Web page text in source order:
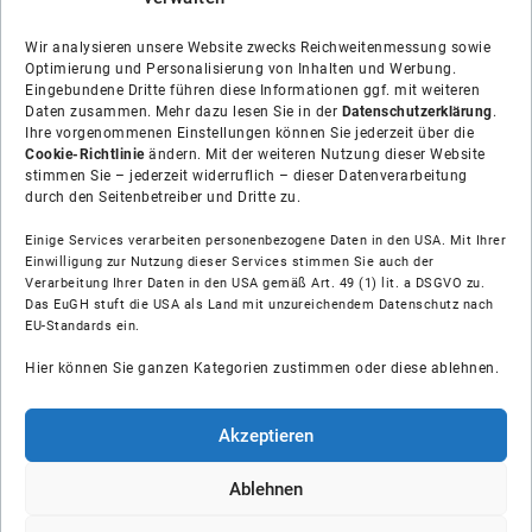
Wir analysieren unsere Website zwecks Reichweitenmessung sowie
Optimierung und Personalisierung von Inhalten und Werbung.
Eingebundene Dritte führen diese Informationen ggf. mit weiteren
Daten zusammen. Mehr dazu lesen Sie in der Datenschutzerklärung.
Ihre vorgenommenen Einstellungen können Sie jederzeit über die
Cookie-Richtlinieändern. Mit der weiteren Nutzung dieser Website
stimmen Sie – jederzeit widerruflich – dieser Datenverarbeitung
durch den Seitenbetreiber und Dritte zu.
Einige Services verarbeiten personenbezogene Daten in den USA. Mit Ihrer
Einwilligung zur Nutzung dieser Services stimmen Sie auch der
Verarbeitung Ihrer Daten in den USA gemäß Art. 49 (1) lit. a DSGVO zu.
Das EuGH stuft die USA als Land mit unzureichendem Datenschutz nach
EU-Standards ein.
Hier können Sie ganzen Kategorien zustimmen oder diese ablehnen.
Akzeptieren
Ablehnen
Über uns